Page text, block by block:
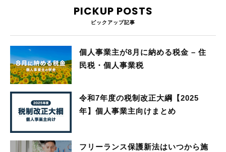
PICKUP POSTS
ピックアップ記事
個人事業主が8月に納める税金 – 住
民税・個人事業税
令和7年度の税制改正大綱【2025
年】個人事業主向けまとめ
フリーランス保護新法はいつから施